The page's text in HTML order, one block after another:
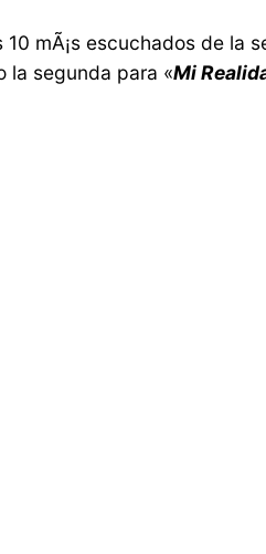
mÃ¡s escuchados de la
la segunda para «Mi